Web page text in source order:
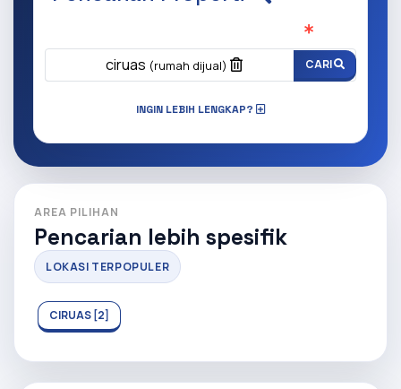
ciruas (rumah dijual) CARI
INGIN LEBIH LENGKAP?
AREA PILIHAN
Pencarian lebih spesifik
LOKASI TERPOPULER
CIRUAS [2]